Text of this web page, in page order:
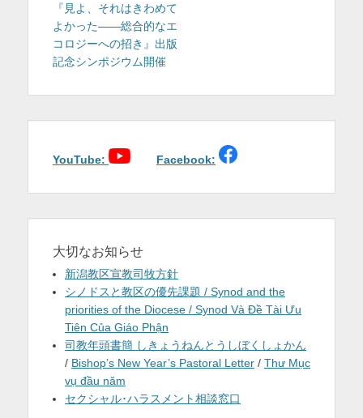
稿
ナ
ビ
ゲ
ョ
の
投
稿:
『見よ、それはきわめて
よかった――総合的なエ
コロジーへの招き』出版
記念シンポジウム開催
YouTube: Facebook:
大切なお知らせ
新潟教区宣教司牧方針
シノドスと教区の優先課題 / Synod and the
priorities of the Diocese / Synod Và Đề Tài Ưu
Tiên Của Giáo Phận
司教年頭書簡 しきょうねんとうしぼくしょかん
/ Bishop’s New Year’s Pastoral Letter / Thư Mục
vụ đầu năm
セクシャル･ハラスメント相談窓口